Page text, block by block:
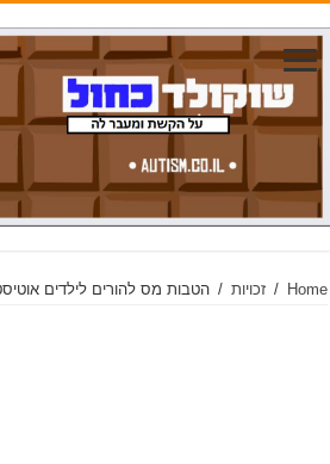
Home
/ זכויות / הטבות מס להורים לילדים